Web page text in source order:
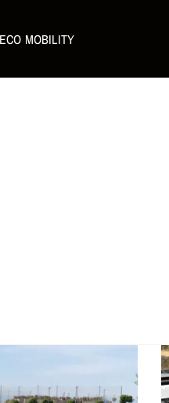
ECO MOBILITY